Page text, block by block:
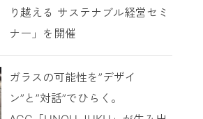
り越える サステナブル経営セミ
ナー」を開催
ガラスの可能性を”デザイ
ン”と”対話”でひらく。